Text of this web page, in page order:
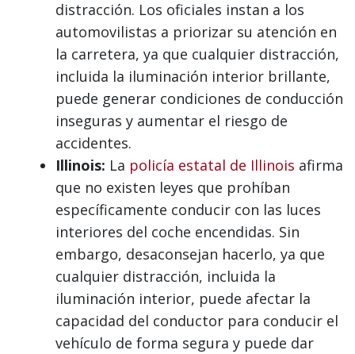
distracción. Los oficiales instan a los
automovilistas a priorizar su atención en
la carretera, ya que cualquier distracción,
incluida la iluminación interior brillante,
puede generar condiciones de conducción
inseguras y aumentar el riesgo de
accidentes.
Illinois: La policía estatal de Illinois afirma
que no existen leyes que prohíban
específicamente conducir con las luces
interiores del coche encendidas. Sin
embargo, desaconsejan hacerlo, ya que
cualquier distracción, incluida la
iluminación interior, puede afectar la
capacidad del conductor para conducir el
vehículo de forma segura y puede dar